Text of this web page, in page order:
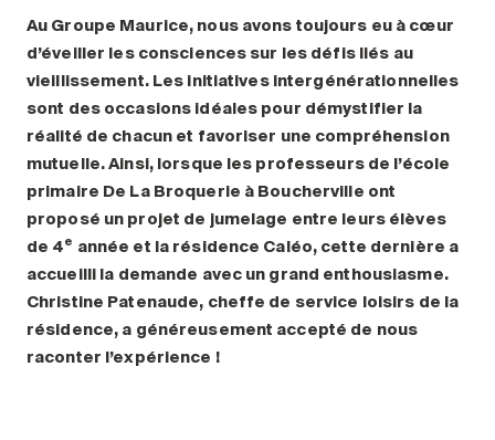
À propos
Nouvelles
FAQ
Rechercher&nbsp;:
Au Groupe Maurice, nous avons toujours eu à cœur
d’éveiller les consciences sur les défis liés au
vieillissement. Les initiatives intergénérationnelles
sont des occasions idéales pour démystifier la
réalité de chacun et favoriser une compréhension
mutuelle. Ainsi, lorsque les professeurs de l’école
primaire De La Broquerie à Boucherville ont
proposé un projet de jumelage entre leurs élèves
de 4e année et la résidence Caléo, cette dernière a
accueilli la demande avec un grand enthousiasme.
Christine Patenaude, cheffe de service loisirs de la
résidence, a généreusement accepté de nous
raconter l’expérience !